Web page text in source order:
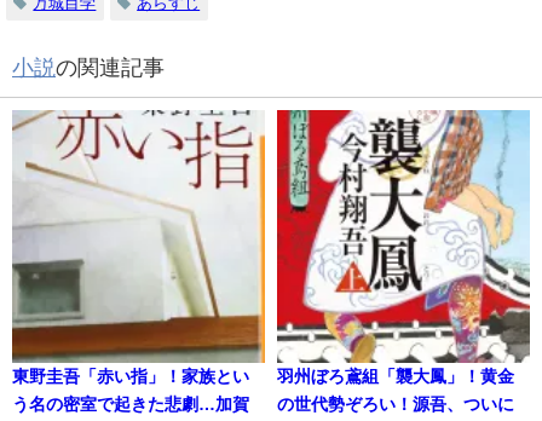
小説の関連記事
東野圭吾「赤い指」！家族とい
う名の密室で起きた悲劇…加賀
羽州ぼろ鳶組「襲大鳳」！黄金
の世代勢ぞろい！源吾、ついに